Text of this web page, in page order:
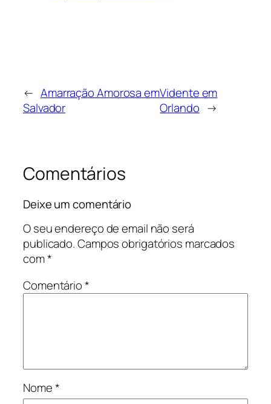
← Amarração Amorosa em
Salvador
Vidente em
Orlando →
Comentários
Deixe um comentário
O seu endereço de email não será
publicado.Campos obrigatórios marcados
com*
Comentário*
Nome*